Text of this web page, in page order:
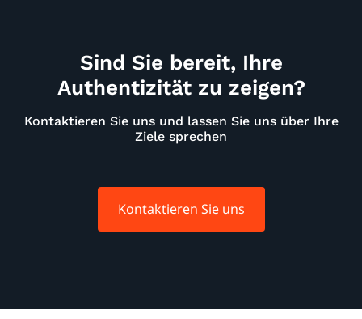
Sind Sie bereit, Ihre
Authentizität zu zeigen?
Kontaktieren Sie uns und lassen Sie uns über Ihre
Ziele sprechen
Kontaktieren Sie uns